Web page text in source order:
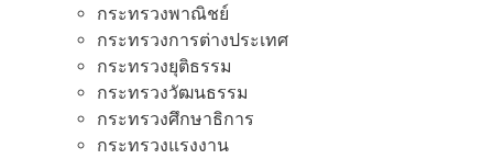
กระทรวงพาณิชย์
กระทรวงการต่างประเทศ
กระทรวงยุติธรรม
กระทรวงวัฒนธรรม
กระทรวงศึกษาธิการ
กระทรวงแรงงาน